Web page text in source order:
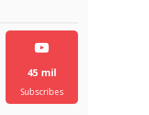
45 mil
Subscribes